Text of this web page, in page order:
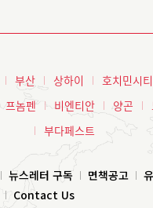
부산 상하이 호치민시티
프놈펜 비엔티안 양곤
부다페스트
뉴스레터 구독 면책공고
Contact Us